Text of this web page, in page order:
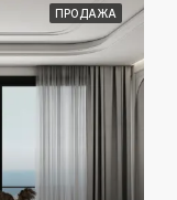
ПРОДАЖА